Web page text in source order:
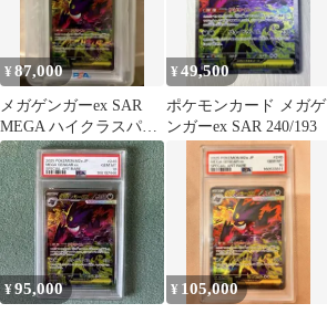
¥87,000
メガゲンガーex SAR
MEGA ハイクラスパッ
ク MEGAドリームex
キ…
¥49,500
ポケモンカード メガゲ
ンガーex SAR 240/193
¥95,000 ¥ 105,000